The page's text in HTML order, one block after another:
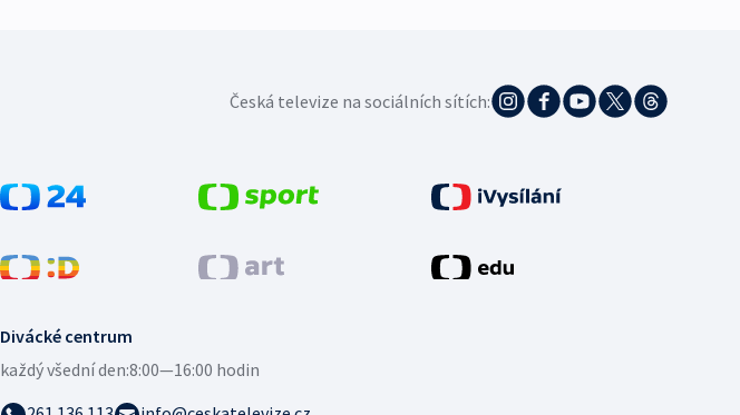
Česká televize na sociálních sítích:
Divácké centrum
každý všední den:8:00—16:00 hodin